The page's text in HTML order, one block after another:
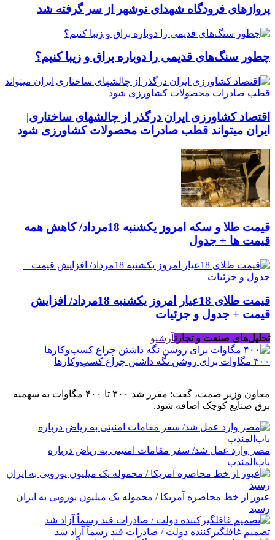
پروازهای فرودگاه شهدای نوشهر از سر گرفته شد
چطور سنگ‌های قدیمی را دوباره براق و زیبا کنیم؟
اقتصاد کشاورزی ایران درگذر از چالشهای ساختاری|
ایران میتواند قطب صادرات محصولات کشاورزی شود
قیمت طلا و سکه امروز یکشنبه 18مرداد/ کاهش همه
قیمت ها + جدول
قیمت طلای 18عیار امروز یکشنبه 18مرداد/ افزایش
قیمت + جدول و جزئیات
تحلیل‌های صنعت و تجارتآرشیو
۴۰۰ مگاوات برای روشن نگه داشتن چراغ کسب‌وکار‌ها
معاون وزیر صمت، گفت: مقرر شد ۳۰۰ تا ۴۰۰ مگاوات به سهمیه
برق صنایع کوچک اضافه شود.
مصر وارد عمل شد/ سفر مقامات امنیتی به ریاض درباره
باب‌المندب
عبور از خط محاصره آمریکا / محموله یک میلیون یورویی به ایران
رسید
تصمیم غافلگیرکننده دولت / صادرات قند رسماً آزاد شد